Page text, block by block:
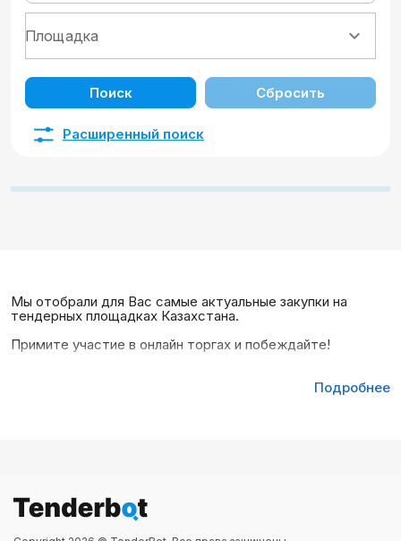
Поиск Сбросить
Расширенный поиск
Мы отобрали для Вас самые актуальные закупки на
тендерных площадках Казахстана.
Примите участие в онлайн торгах и побеждайте!
Подробнее